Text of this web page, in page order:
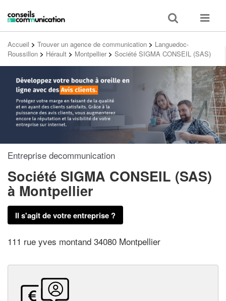
Toggle
search
Toggle
Accueil > Trouver un agence de communication > Languedoc-
Roussillon > Hérault > Montpellier > Société SIGMA CONSEIL (SAS)
Entreprise decommunication
Société SIGMA CONSEIL (SAS)
à Montpellier
Il s'agit de votre entreprise ?
111 rue yves montand 34080 Montpellier